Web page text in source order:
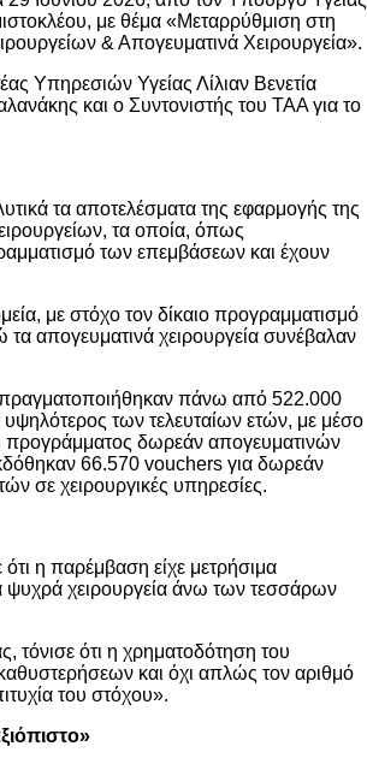
, με θέμα «Μεταρρύθμιση στη
& Απογευματινά Χειρουργεία».
Υπηρεσιών Υγείας Λίλιαν Βενετία
και ο Συντονιστής του ΤΑΑ για το
τα αποτελέσματα της εφαρμογής της
τα οποία, όπως
των επεμβάσεων και έχουν
με στόχο τον δίκαιο προγραμματισμό
τα απογευματινά χειρουργεία συνέβαλαν
πάνω από 522.000
υψηλότερος των τελευταίων ετών, με μέσο
δωρεάν απογευματινών
66.570 vouchers για δωρεάν
σε χειρουργικές υπηρεσίες.
ότι η παρέμβαση είχε μετρήσιμα
ψυχρά χειρουργεία άνω των τεσσάρων
τόνισε ότι η χρηματοδότηση του
και όχι απλώς τον αριθμό
του στόχου».